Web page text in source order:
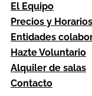
El Equipo
Precios y Horarios
Entidades
Hazte Voluntario
Alquiler de salas
Contacto